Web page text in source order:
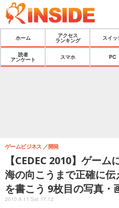
ホーム
アクセス
ランキング
スイッ
読者
アンケート
スマホ PC
【CEDEC 2010】ゲー
海の向こうまで正確に
を書こう 9枚目の写真・
ゲームビジネス 開発
2010.9.11 Sat 17:12